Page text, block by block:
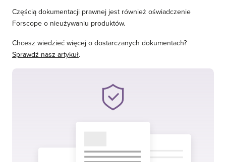
Częścią dokumentacji prawnej jest również oświadczenie
Forscope o nieużywaniu produktów.
Chcesz wiedzieć więcej o dostarczanych dokumentach?
Sprawdź nasz artykuł.